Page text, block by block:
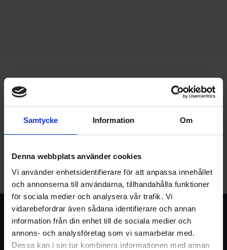
Samtycke Information Om
Denna webbplats använder cookies
Vi använder enhetsidentifierare för att anpassa innehållet
och annonserna till användarna, tillhandahålla funktioner
för sociala medier och analysera vår trafik. Vi
vidarebefordrar även sådana identifierare och annan
information från din enhet till de sociala medier och
annons- och analysföretag som vi samarbetar med.
Dessa kan i sin tur kombinera informationen med annan
Samarbetspartners
Vi väljer våra samarbetspartners med omsorg. Här nedan kan ni se
Hörgeruds Bygg.